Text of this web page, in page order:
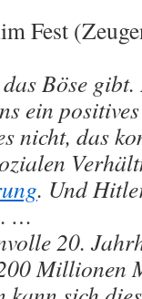
Fest
Böse
ein
nicht, das
. Und
…
20.
Millionen